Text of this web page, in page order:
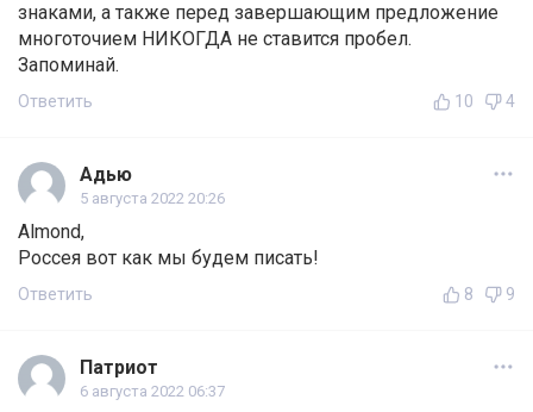
знаками, а также перед завершающим предложение
многоточием НИКОГДА не ставится пробел.
Запоминай.
Ответить 10 4
Адью
5 августа 2022 20:26
Almond,
Россея вот как мы будем писать!
Ответить 8 9
Патриот
6 августа 2022 06:37